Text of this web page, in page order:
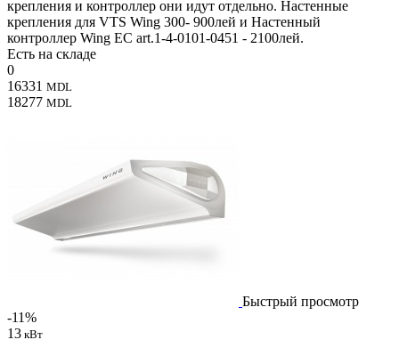
крепления и контроллер они идут отдельно. Настенные
крепления для VTS Wing 300- 900лей и Настенный
контроллер Wing EC art.1-4-0101-0451 - 2100лей.
Есть на складе
0
16331 MDL
18277 MDL
Быстрый просмотр
-11%
13 кВт